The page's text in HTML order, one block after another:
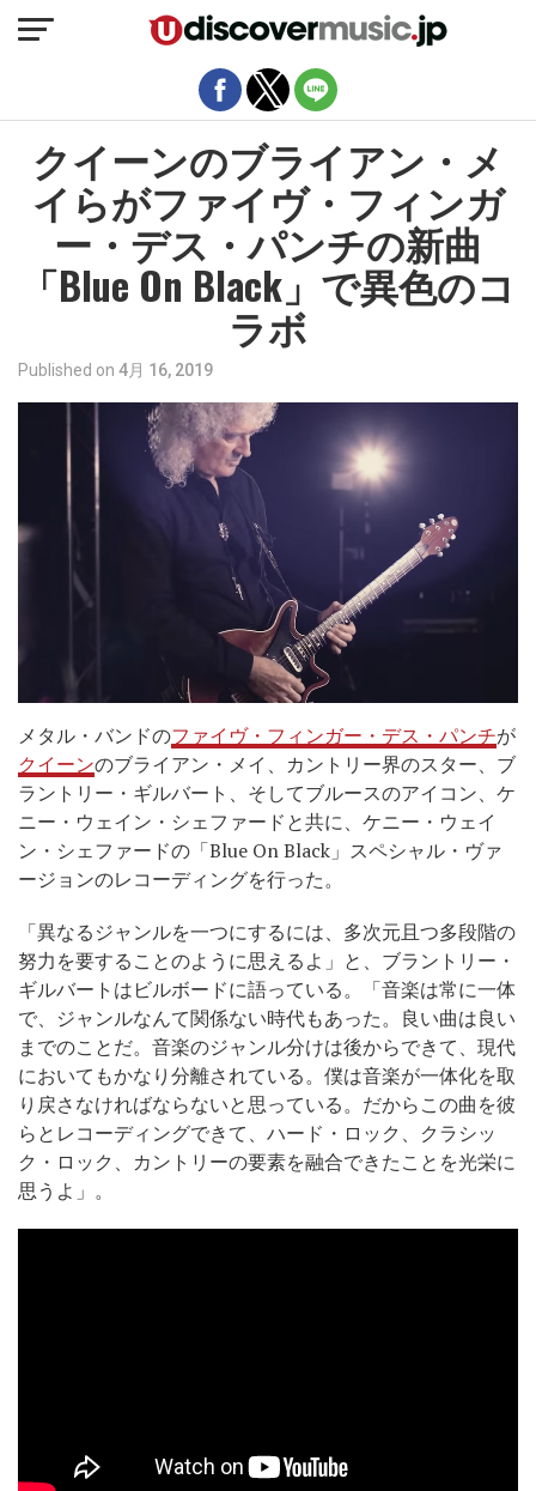
クイーンのブライアン・メ
イらがファイヴ・フィンガ
ー・デス・パンチの新曲
「Blue On Black」で異色のコ
ラボ
Published on 4月 16, 2019
メタル・バンドのファイヴ・フィンガー・デス・パンチが
クイーンのブライアン・メイ、カントリー界のスター、ブ
ラントリー・ギルバート、そしてブルースのアイコン、ケ
ニー・ウェイン・シェファードと共に、ケニー・ウェイ
ン・シェファードの「Blue On Black」スペシャル・ヴァ
ージョンのレコーディングを行った。
「異なるジャンルを一つにするには、多次元且つ多段階の
努力を要することのように思えるよ」と、ブラントリー・
ギルバートはビルボードに語っている。「音楽は常に一体
で、ジャンルなんて関係ない時代もあった。良い曲は良い
までのことだ。音楽のジャンル分けは後からできて、現代
においてもかなり分離されている。僕は音楽が一体化を取
り戻さなければならないと思っている。だからこの曲を彼
らとレコーディングできて、ハード・ロック、クラシッ
ク・ロック、カントリーの要素を融合できたことを光栄に
思うよ」。
モバイルバージョンを終了